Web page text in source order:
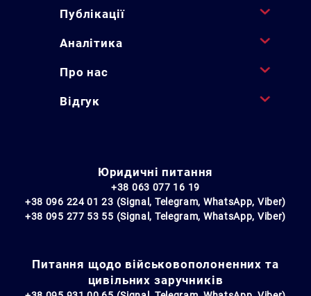
Публікації
Аналітика
Про нас
Відгук
Юридичні питання
+38 063 077 16 19
+38 096 224 01 23 (Signal, Telegram, WhatsApp, Viber)
+38 095 277 53 55 (Signal, Telegram, WhatsApp, Viber)
Питання щодо військовополоненних та
цивільних заручників